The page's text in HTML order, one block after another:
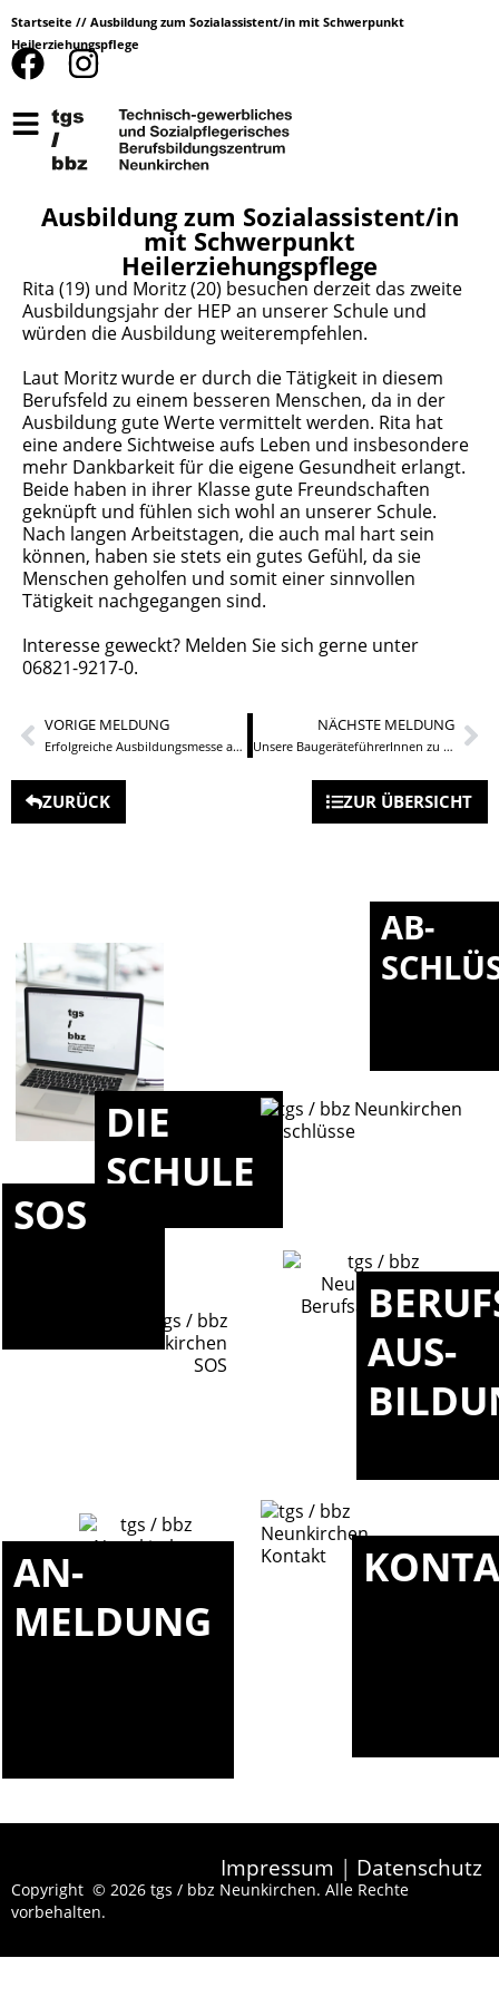
Startseite // Ausbildung zum Sozialassistent/in mit Schwerpunkt
Heilerziehungspflege
Ausbildung zum Sozialassistent/in
mit Schwerpunkt
Heilerziehungspflege
Rita (19) und Moritz (20) besuchen derzeit das zweite
Ausbildungsjahr der HEP an unserer Schule und
würden die Ausbildung weiterempfehlen.
Laut Moritz wurde er durch die Tätigkeit in diesem
Berufsfeld zu einem besseren Menschen, da in der
Ausbildung gute Werte vermittelt werden. Rita hat
eine andere Sichtweise aufs Leben und insbesondere
mehr Dankbarkeit für die eigene Gesundheit erlangt.
Beide haben in ihrer Klasse gute Freundschaften
geknüpft und fühlen sich wohl an unserer Schule.
Nach langen Arbeitstagen, die auch mal hart sein
können, haben sie stets ein gutes Gefühl, da sie
Menschen geholfen und somit einer sinnvollen
Tätigkeit nachgegangen sind.
Interesse geweckt? Melden Sie sich gerne unter
06821-9217-0.
VORIGE MELDUNG
Erfolgreiche Ausbildungsmesse an unserem technisch-gewerblichen Standort
NÄCHSTE MELDUNG
Unsere BaugeräteführerInnen zu Besuch bei der Firma OBG
ZURÜCK ZUR ÜBERSICHT
DIE
SCHULE
AB-
SOS
AUS-
AN-
MELDUNG
Copyright © 2026 tgs / bbz Neunkirchen. Alle Rechte
vorbehalten.
Impressum | Datenschutz